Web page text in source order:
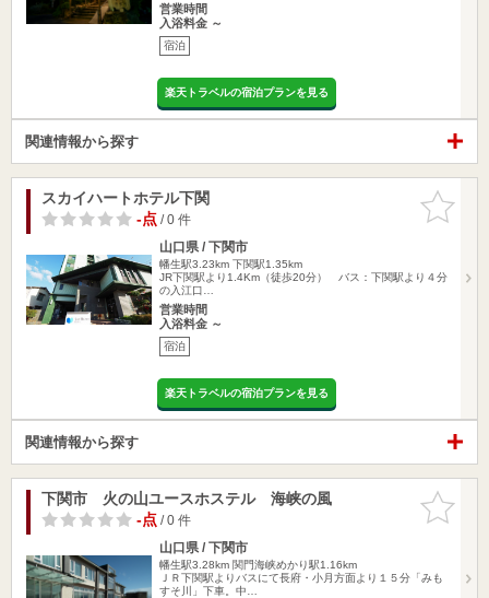
営業時間
入浴料金 ～
宿泊
楽天トラベルの宿泊プランを見る
関連情報から探す
お気に入
りに追加
スカイハートホテル下関
-点/ 0 件
山口県 / 下関市
幡生駅3.23km 下関駅1.35km
JR下関駅より1.4Km（徒歩20分） バス：下関駅より４分
の入江口…
営業時間
入浴料金 ～
宿泊
楽天トラベルの宿泊プランを見る
関連情報から探す
お気に入
りに追加
下関市 火の山ユースホステル 海峡の風
-点/ 0 件
山口県 / 下関市
幡生駅3.28km 関門海峡めかり駅1.16km
ＪＲ下関駅よりバスにて長府・小月方面より１５分「みも
すそ川」下車。中…